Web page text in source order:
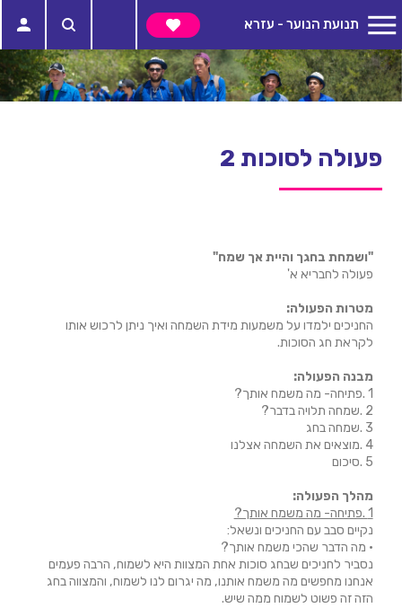
תנועת הנוער - עזרא
פעולה לסוכות 2
"ושמחת בחגך והיית אך שמח"
פעולה לחבריא א'
מטרות הפעולה:
החניכים ילמדו על משמעות מידת השמחה ואיך ניתן לרכוש אותו
לקראת חג הסוכות.
מבנה הפעולה:
1 .פתיחה- מה משמח אותך?
2 .שמחה תלויה בדבר?
3 .שמחה בחג
4 .מוצאים את השמחה אצלנו
5 .סיכום
מהלך הפעולה:
1 .פתיחה- מה משמח אותך?
נקיים סבב עם החניכים ונשאל:
• מה הדבר שהכי משמח אותך?
נסביר לחניכים שבחג סוכות אחת המצוות היא לשמוח, הרבה פעמים
אנחנו מחפשים מה משמח אותנו, מה יגרום לנו לשמוח, והמצווה בחג
הזה זה פשוט לשמוח ממה שיש.